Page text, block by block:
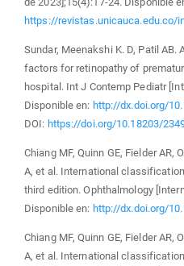
https://
Sundar, Meenakshi K. D, Patil
factors for retinopathy of
hospital. Int J Contemp Pediatr
Disponible en: http://dx.doi.org/
DOI: https://doi.org/10.18203/
Chiang MF, Quinn GE, Fielder AR,
A, et al. International
third edition. Ophthalmology
Disponible en: http://dx.doi.org/
Chiang MF, Quinn GE, Fielder AR,
A, et al. International